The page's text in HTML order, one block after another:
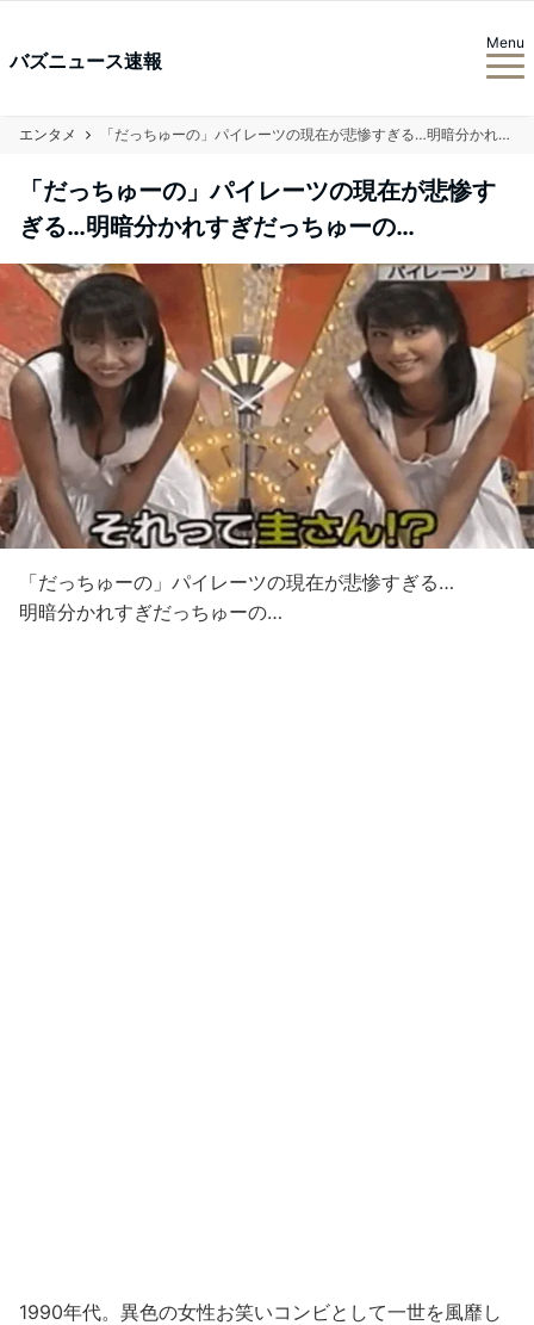
バズニュース速報
Menu
エンタメ 「だっちゅーの」パイレーツの現在が悲惨すぎる…明暗分かれすぎだっちゅーの…
「だっちゅーの」パイレーツの現在が悲惨す
ぎる…明暗分かれすぎだっちゅーの…
「だっちゅーの」パイレーツの現在が悲惨すぎる…
明暗分かれすぎだっちゅーの…
1990年代。異色の女性お笑いコンビとして一世を風靡し